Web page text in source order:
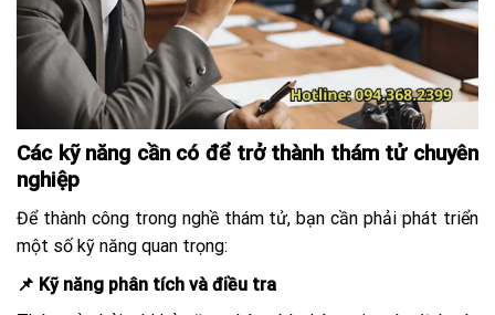
Các kỹ năng cần có để trở thành thám tử chuyên
nghiệp
Để thành công trong nghề thám tử, bạn cần phải phát triển
một số kỹ năng quan trọng:
📌 Kỹ năng phân tích và điều tra